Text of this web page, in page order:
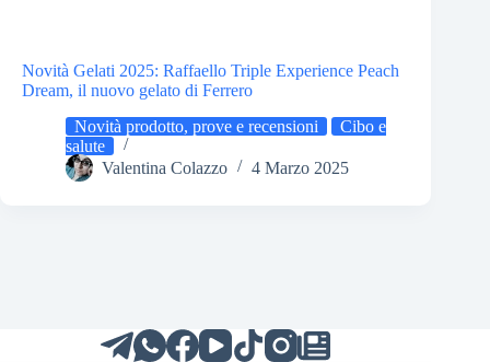
Novità Gelati 2025: Raffaello Triple Experience Peach
Dream, il nuovo gelato di Ferrero
Novità prodotto, prove e recensioni
Cibo e
salute
Valentina Colazzo
4 Marzo 2025